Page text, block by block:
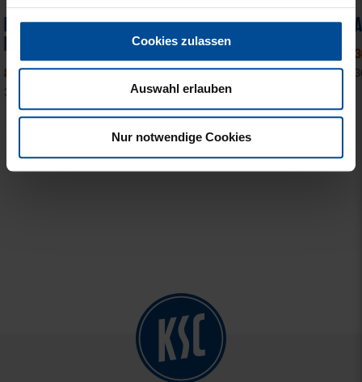
Cookies zulassen
Auswahl erlauben
Nur notwendige Cookies
PICKNICKDECKE
15,00 € 24,95 €
30 Tage Bestpreis: 15,00 €
AUFWÄRMSHIRT 25-26
30 Tage Bestpreis: 30,00 €